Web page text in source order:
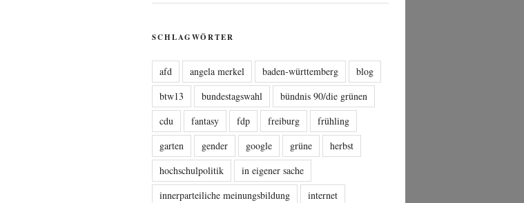
SCHLAGWÖRTER
afd angela merkel baden-württemberg
blog
btw13
bundestagswahl
bündnis 90/die grünen
cdu
fantasy fdp freiburg
frühling
garten
gender google grüne
herbst
hochschulpolitik
in eigener sache
innerparteiliche meinungsbildung
internet